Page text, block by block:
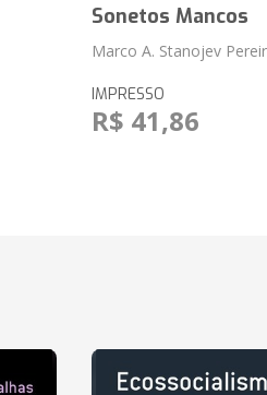
Sonetos Mancos
Marco A. Stanojev
IMPRESSO
R$ 41,86